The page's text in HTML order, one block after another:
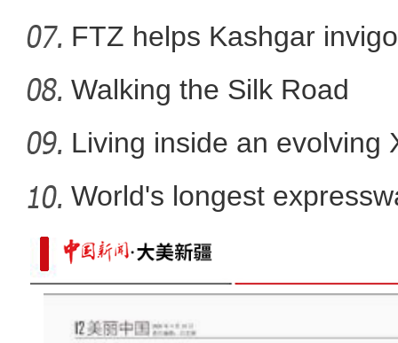
洪磊：新疆各族群众的安全感满意
FTZ helps Kashgar
comm
Walking the Silk Road
Living inside an evolving
World's longest
Ti